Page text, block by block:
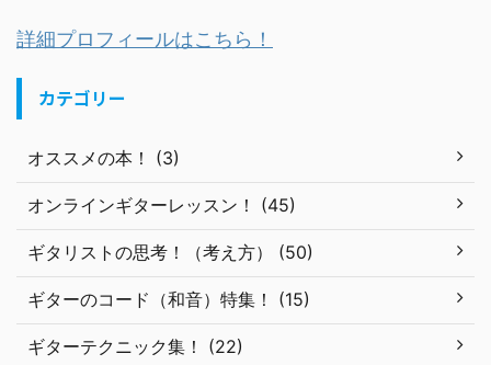
詳細プロフィールはこちら！
カテゴリー
オススメの本！ (3)
オンラインギターレッスン！ (45)
ギタリストの思考！（考え方） (50)
ギターのコード（和音）特集！ (15)
ギターテクニック集！ (22)